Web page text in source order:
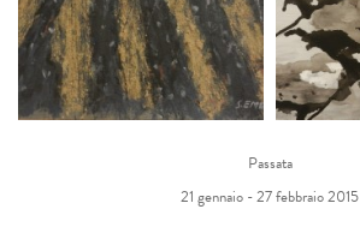
Passata
21 gennaio - 27 febbraio 2015